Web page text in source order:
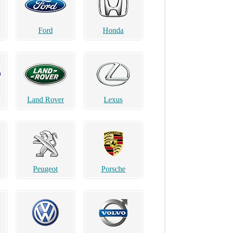
Ford Honda
Land Rover Lexus
Peugeot Porsche